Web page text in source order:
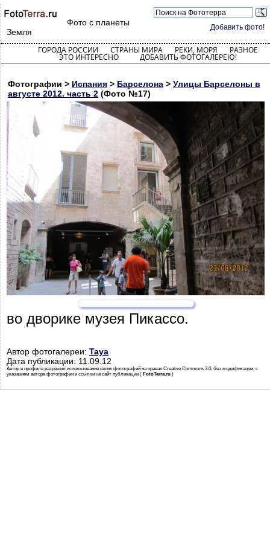
Добавить фото!
Фото с планеты
Земля
ГОРОДА РОССИИ СТРАНЫ МИРА РЕКИ, МОРЯ РАЗНОЕ
ЭТО ИНТЕРЕСНО ДОБАВИТЬ ФОТОГАЛЕРЕЮ!
Фотографии > Испания > Барселона > Улицы Барселоны в
августе 2012. часть 2 (Фото №17)
во дворике музея Пикассо.
Автор фотогалереи: Taya
Дата публикации: 11.09.12
Автор в профиле разрешил использование своих фотографий на правах Creative Commons 3.0, без модификации, с
указанием автора фотографии и ссылки на сайт публикации ( FotoTerra.ru )